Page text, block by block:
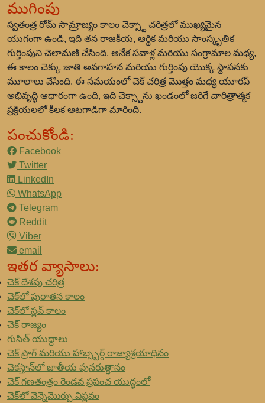
ముగింపు
స్వతంత్ర రోమ్ సామ్రాజ్యం కాలం చెక్స్టా చరిత్రలో ముఖ్యమైన
యుగంగా ఉండి, ఇది తన రాజకీయ, ఆర్థిక మరియు సాంస్కృతిక
గుర్తింపుని చెలామణి చేసింది. అనేక సవాళ్ల మరియు సంగ్రామాల మధ్య,
ఈ కాలం చెక్కు జాతి అవగాహన మరియు గుర్తింపు యొక్క స్థాపనకు
మూలాలు వేసింది. ఈ సమయంలో చెక్ చరిత్ర మొత్తం మధ్య యూరప్
అభివృద్ధి ఆధారంగా ఉంది, ఇది చెక్స్టాను ఖండంలో జరిగే చారిత్రాత్మక
ప్రక్రియలలో కీలక ఆటగాడిగా మారింది.
పంచుకోండి:
Facebook
Twitter
LinkedIn
WhatsApp
Telegram
Reddit
Viber
email
ఇతర వ్యాసాలు:
చెక్ దేశపు చరిత్ర
చెక్‌లో పురాతన కాలం
చెక్‌లో స్లవ్ కాలం
చెక్ రాజ్యం
గుసిత్ యుద్ధాలు
చెక్ ప్రాగ్ మరియు హాబ్స్బర్గ్ రాజ్యాశ్రయాధినం
చెకస్తాన్‌లో జాతీయ పునరుత్థానం
చెక్ గణతంత్రం రెండవ ప్రపంచ యుద్ధంలో
చెక్‌లో వెన్నెమొర్పు విప్లవం